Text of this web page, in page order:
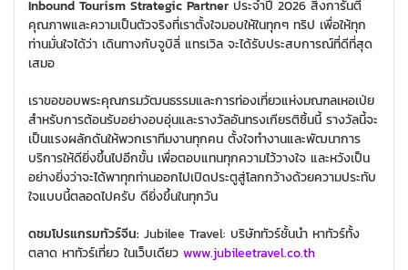
Inbound Tourism Strategic Partner ประจำปี 2026 สิ่งการันตี
คุณภาพและความเป็นตัวจริงที่เราตั้งใจมอบให้ในทุกๆ ทริป เพื่อให้ทุก
ท่านมั่นใจได้ว่า เดินทางกับจูบิลี่ แทรเวิล จะได้รับประสบการณ์ที่ดีที่สุด
เสมอ
เราขอขอบพระคุณกรมวัฒนธรรมและการท่องเที่ยวแห่งมณฑลเหอเป่ย
สำหรับการต้อนรับอย่างอบอุ่นและรางวัลอันทรงเกียรติชิ้นนี้ รางวัลนี้จะ
เป็นแรงผลักดันให้พวกเราทีมงานทุกคน ตั้งใจทำงานและพัฒนาการ
บริการให้ดียิ่งขึ้นไปอีกขั้น เพื่อตอบแทนทุกความไว้วางใจ และหวังเป็น
อย่างยิ่งว่าจะได้พาทุกท่านออกไปเปิดประตูสู่โลกกว้างด้วยความประทับ
ใจแบบนี้ตลอดไปครับ ดียิ่งขึ้นในทุกวัน
ดชมโปรแกรมทัวร์จีน: Jubilee Travel: บริษัททัวร์ชั้นนำ หาทัวร์ทั้ง
ตลาด หาทัวร์เที่ยว ในเว็บเดียว www.jubileetravel.co.th